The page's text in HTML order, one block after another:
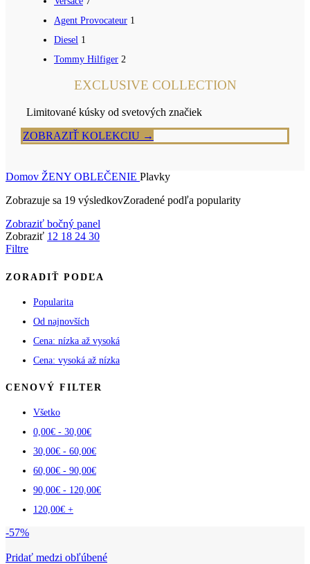
Agent Provocateur 1
Diesel 1
Tommy Hilfiger 2
EXCLUSIVE COLLECTION
Limitované kúsky od svetových značiek
ZOBRAZIŤ KOLEKCIU →
Domov ŽENY OBLEČENIE Plavky
Zobrazuje sa 19 výsledkovZoradené podľa popularity
Zobraziť bočný panel
Zobraziť 12 18 24 30
Filtre
ZORADIŤ PODĽA
Popularita
Od najnovších
Cena: nízka až vysoká
Cena: vysoká až nízka
CENOVÝ FILTER
Všetko
0,00€ - 30,00€
30,00€ - 60,00€
60,00€ - 90,00€
90,00€ - 120,00€
120,00€ +
-57%
Pridať medzi obľúbené